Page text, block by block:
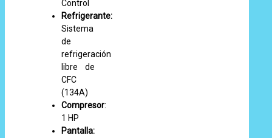
Control
Refrigerante:
Sistema
de
refrigeración
libre de
CFC
(134A)
Compresor:
1 HP
Pantalla: